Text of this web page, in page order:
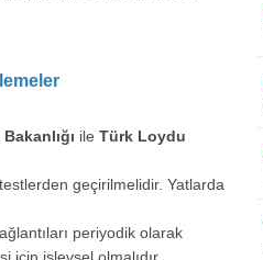
ile Türk Loydu
geçirilmelidir. Yatlarda
periyodik olarak